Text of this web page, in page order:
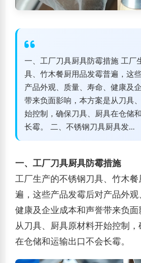
一、工厂刀具厨具防霉措施 工厂
具、竹木餐厨用品发霉普遍，这
产品外观、质量、寿命、健康及
带来负面影响，本方案是从刀具
始控制，确保刀具、厨具在仓储
长霉。 二、不锈钢刀具厨具发...
一、工厂刀具厨具防霉措施
工厂生产的不锈钢刀具、竹木餐
遍，这些产品发霉后对产品外观
健康及企业成本和声誉带来负
从刀具、厨具原材料开始控制
在仓储和运输出口不会长霉。